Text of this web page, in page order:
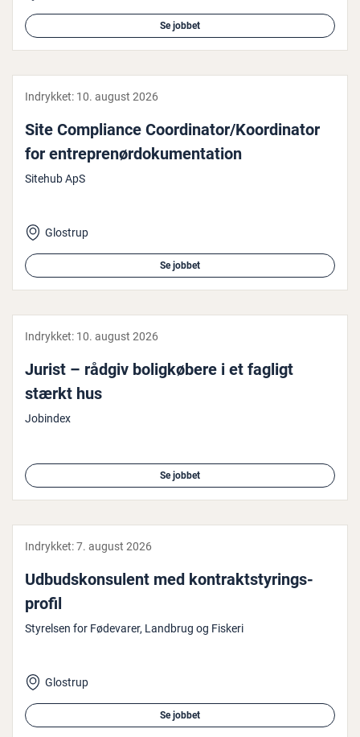
Se jobbet
Indrykket: 10. august 2026
Site Com­pli­an­ce Co­or­di­na­tor/Ko­or­di­na­tor
for en­tre­pre­nør­do­ku­men­ta­tion
Sitehub ApS
Glostrup
Se jobbet
Indrykket: 10. august 2026
Jurist – rådgiv bo­lig­kø­be­re i et fagligt
stærkt hus
Jobindex
Se jobbet
Indrykket:7. august 2026
Ud­bud­s­kon­su­lent med kon­trakt­sty­rings­
pro­fil
Styrelsen for Fødevarer, Landbrug og Fiskeri
Glostrup
Se jobbet